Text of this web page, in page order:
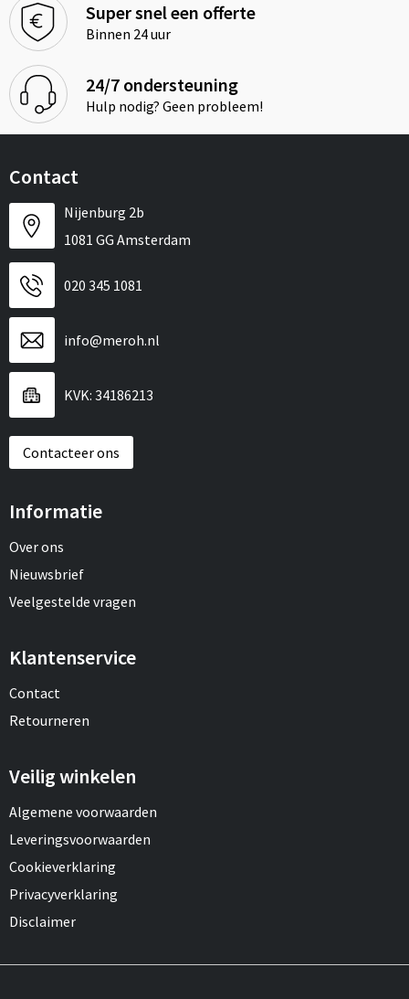
Super snel een offerte
Binnen 24 uur
24/7 ondersteuning
Hulp nodig? Geen probleem!
Contact
Nijenburg 2b
1081 GG Amsterdam
020 345 1081
info@meroh.nl
KVK: 34186213
Contacteer ons
Informatie
Over ons
Nieuwsbrief
Veelgestelde vragen
Klantenservice
Contact
Retourneren
Veilig winkelen
Algemene voorwaarden
Leveringsvoorwaarden
Cookieverklaring
Privacyverklaring
Disclaimer